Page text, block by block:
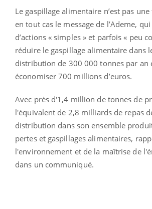
Le gaspillage alimentaire n’est pas
en tout cas le message de l’Ademe,
d’actions « simples » et parfois « peu
réduire le gaspillage alimentaire dans
distribution de 300 000 tonnes par an
économiser 700 millions d’euros.
Avec près d'1,4 million de tonnes de
l'équivalent de 2,8 milliards de repas
distribution dans son ensemble
pertes et gaspillages alimentaires,
l'environnement et de la maîtrise de
dans un communiqué.